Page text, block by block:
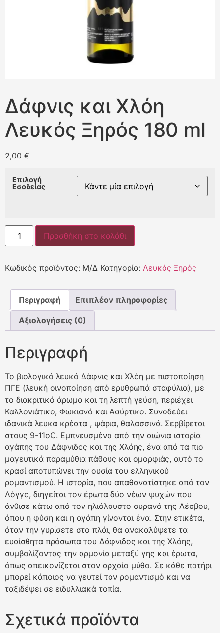
Δάφνις και Χλόη
Λευκός Ξηρός 180 ml
2,00 €
Επιλογή
Εσοδείας
Προσθήκη στο καλάθι
Κωδικός προϊόντος: Μ/Δ Κατηγορία: Λευκός Ξηρός
Περιγραφή Επιπλέον πληροφορίες
Αξιολογήσεις (0)
Περιγραφή
Το βιολογικό λευκό Δάφνις και Χλόη με πιστοποίηση
ΠΓΕ (λευκή οινοποίηση από ερυθρωπά σταφύλια), με
το διακριτικό άρωμα και τη λεπτή γεύση, περιέχει
Καλλονιάτικο, Φωκιανό και Ασύρτικο. Συνοδεύει
ιδανικά λευκά κρέατα , ψάρια, θαλασσινά. Σερβίρεται
στους 9-11οC. Εμπνευσμένο από την αιώνια ιστορία
αγάπης του Δάφνιδος και της Χλόης, ένα από τα πιο
μαγευτικά παραμύθια πάθους και ομορφιάς, αυτό το
κρασί αποτυπώνει την ουσία του ελληνικού
ρομαντισμού. Η ιστορία, που απαθανατίστηκε από τον
Λόγγο, διηγείται τον έρωτα δύο νέων ψυχών που
άνθισε κάτω από τον ηλιόλουστο ουρανό της Λέσβου,
όπου η φύση και η αγάπη γίνονται ένα. Στην ετικέτα,
όταν την γυρίσετε στο πλάι, θα ανακαλύψετε τα
ευαίσθητα πρόσωπα του Δάφνιδος και της Χλόης,
συμβολίζοντας την αρμονία μεταξύ γης και έρωτα,
όπως απεικονίζεται στον αρχαίο μύθο. Σε κάθε ποτήρι
μπορεί κάποιος να γευτεί τον ρομαντισμό και να
ταξιδέψει σε ειδυλλιακά τοπία.
Σχετικά προϊόντα